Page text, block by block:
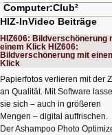
Computer:Club²
HIZ-InVideo Beiträge
HIZ606: Bildverschönerung
einem Klick HIZ606:
Bildverschönerung mit
Klick
Papierfotos verlieren mit der
an Qualität. Mit Software
sie sich – auch in größeren
Mengen – digital auffrischen.
Der Ashampoo Photo